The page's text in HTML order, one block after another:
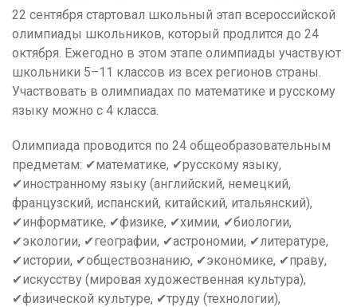
22 сентября стартовал школьный этап всероссийской
олимпиады школьников, который продлится до 24
октября. Ежегодно в этом этапе олимпиады участвуют
школьники 5–11 классов из всех регионов страны.
Участвовать в олимпиадах по математике и русскому
языку можно с 4 класса.
Олимпиада проводится по 24 общеобразовательным
предметам: ✔математике, ✔русскому языку,
✔иностранному языку (английский, немецкий,
французский, испанский, китайский, итальянский),
✔информатике, ✔физике, ✔химии, ✔биологии,
✔экологии, ✔географии, ✔астрономии, ✔литературе,
✔истории, ✔обществознанию, ✔экономике, ✔праву,
✔искусству (мировая художественная культура),
✔физической культуре, ✔труду (технологии),